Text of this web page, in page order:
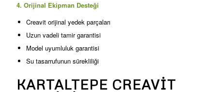
4. Orijinal Ekipman Desteği
Creavit orijinal yedek parçaları
Uzun vadeli tamir garantisi
Model uyumluluk garantisi
Su tasarrufunun sürekliliği
KARTALTEPE CREAVIT